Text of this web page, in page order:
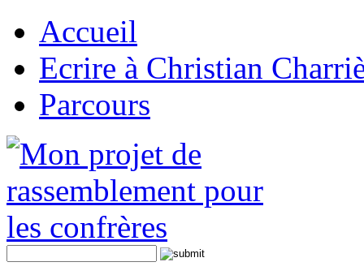
Accueil
Ecrire à Christian
Parcours